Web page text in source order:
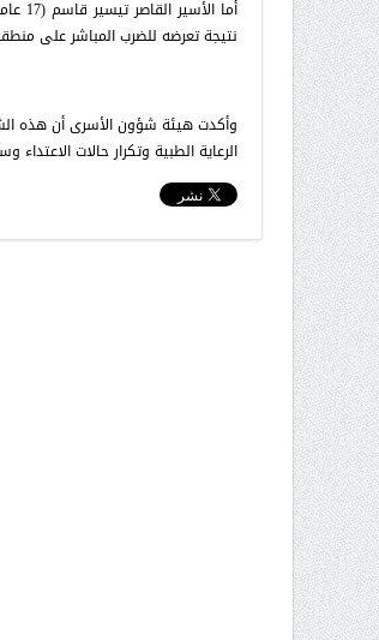
نتيجة تعرضه للضرب المباشر على
وأكدت هيئة شؤون الأسرى أن هذه
الرعاية الطبية وتكرار حالات